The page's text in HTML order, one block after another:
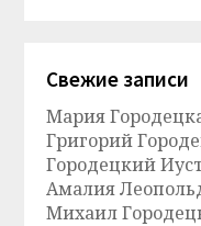
Свежие записи
Мария
Григорий
Городецкий
Амалия
Михаил